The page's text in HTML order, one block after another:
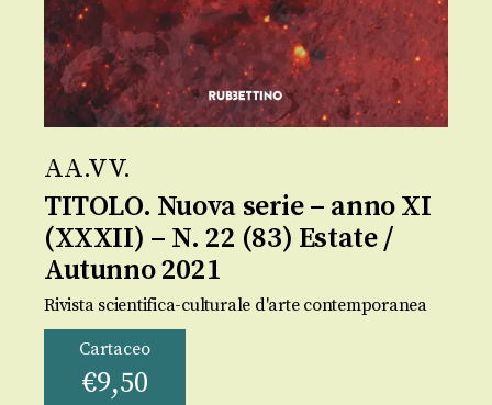
AA.VV.
TITOLO. Nuova serie – anno XI
(XXXII) – N. 22 (83) Estate /
Autunno 2021
Rivista scientifica-culturale d'arte contemporanea
Cartaceo
€9,50